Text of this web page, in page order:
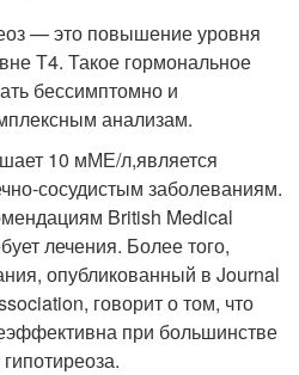
— это повышение уровня
Т4. Такое гормональное
бессимптомно и
анализам.
10 мМЕ/л,является
сосудистым заболеваниям.
British Medical
лечения. Более того,
опубликованный в Journal
говорит о том, что
при большинстве